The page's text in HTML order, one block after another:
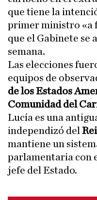
que tiene la
primer ministro «a
que el Gabinete se
semana.
Las elecciones
equipos de
de los Estados
Comunidad del
Lucía es una
independizó del
mantiene un
parlamentaria con
jefe del Estado.